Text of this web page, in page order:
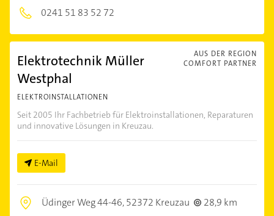
0241 51 83 52 72
AUS DER REGION
COMFORT PARTNER
Elektrotechnik Müller
Westphal
ELEKTROINSTALLATIONEN
Seit 2005 Ihr Fachbetrieb für Elektroinstallationen, Reparaturen
und innovative Lösungen in Kreuzau.
E-Mail
Üdinger Weg 44-46,52372 Kreuzau
28,9 km